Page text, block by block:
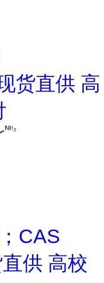
货直供 高
CAS
供 高校